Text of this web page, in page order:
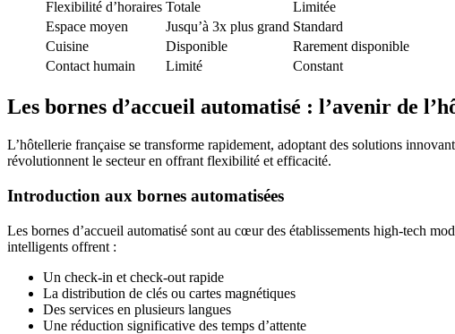
Flexibilité d’horaires Totale
Limitée
Espace moyen
Jusqu’à 3x plus grand Standard
Cuisine
Disponible
Rarement disponible
Contact humain
Limité Constant
Les bornes d’accueil automatisé : l’avenir de
L’hôtellerie française se transforme rapidement, adoptant des solutions
révolutionnent le secteur en offrant flexibilité et efficacité.
Introduction aux bornes automatisées
Les bornes d’accueil automatisé sont au cœur des établissements high-tech
intelligents offrent :
Un check-in et check-out rapide
La distribution de clés ou cartes magnétiques
Des services en plusieurs langues
Une réduction significative des temps d’attente